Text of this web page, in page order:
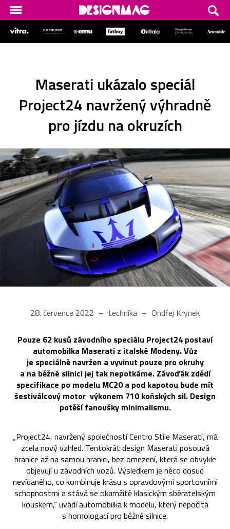
Maserati ukázalo speciál
Project24 navržený výhradně
pro jízdu na okruzích
28. července 2022 technika Ondřej Krynek
Pouze 62 kusů závodního speciálu Project24 postaví
automobilka Maserati z italské Modeny. Vůz
je speciálně navržen a vyvinut pouze pro okruhy
a na běžné silnici jej tak nepotkáme. Závoďák zdědí
specifikace po modelu MC20 a pod kapotou bude mít
šestiválcový motor výkonem 710 koňských sil. Design
potěší fanoušky minimalismu.
„Project24, navržený společností Centro Stile Maserati, má
zcela nový vzhled. Tentokrát design Maserati posouvá
hranice až na samou hranici, bez omezení, která se obvykle
objevují u závodních vozů. Výsledkem je něco dosud
nevídaného, co kombinuje krásu s opravdovými sportovními
schopnostmi a stává se okamžitě klasickým sběratelským
kouskem,“ uvádí automobilka k modelu, který nepočítá
s homologací pro běžné silnice.